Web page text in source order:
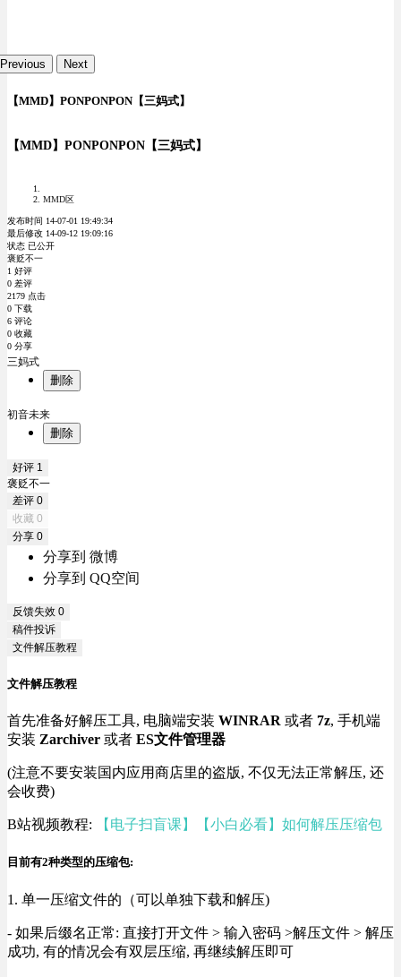
Previous Next
【MMD】PONPONPON【三妈式】
【MMD】PONPONPON【三妈式】
MMD区
发布时间 14-07-01 19:49:34
最后修改 14-09-12 19:09:16
状态 已公开
褒贬不一
1 好评
0 差评
2179 点击
0 下载
6 评论
0 收藏
0 分享
三妈式
删除
初音未来
删除
好评 1
褒贬不一
差评 0
收藏 0
分享 0
分享到 微博
分享到 QQ空间
反馈失效 0
稿件投诉
文件解压教程
文件解压教程
首先准备好解压工具, 电脑端安装 WINRAR 或者 7z, 手机端
安装 Zarchiver 或者 ES文件管理器
(注意不要安装国内应用商店里的盗版, 不仅无法正常解压, 还
会收费)
B站视频教程: 【电子扫盲课】【小白必看】如何解压压缩包
目前有2种类型的压缩包:
1. 单一压缩文件的（可以单独下载和解压)
- 如果后缀名正常: 直接打开文件 > 输入密码 >解压文件 > 解压
成功, 有的情况会有双层压缩, 再继续解压即可